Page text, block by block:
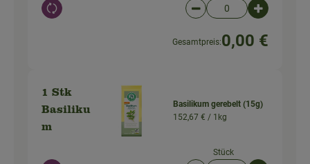
Auswahl ändern Artikelanzahl
Gesamtpreis:0,00 €
1 Stk
Basiliku
m
Basilikum gerebelt (15g)
152,67 € / 1kg
Stück